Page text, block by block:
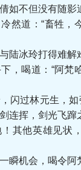
不但没有随影
然道：“畜牲，
冰玲打得难解
，喝道：“阿梵
过林元生，如
连挥，剑光飞蹿
！其他英雄见状
机会，喝令阿